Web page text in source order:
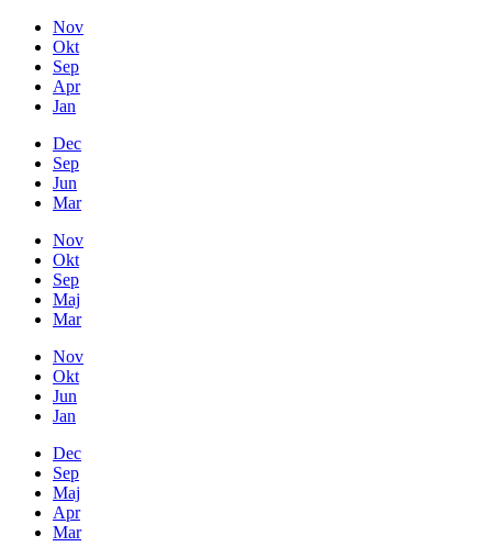
Nov
Okt
Sep
Apr
Jan
Dec
Sep
Jun
Mar
Nov
Okt
Sep
Maj
Mar
Nov
Okt
Jun
Jan
Dec
Sep
Maj
Apr
Mar